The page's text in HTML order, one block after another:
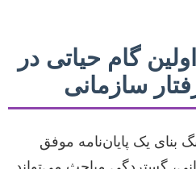
گام حیاتی در
سازمانی
بنای یک پایان‌نامه موفق